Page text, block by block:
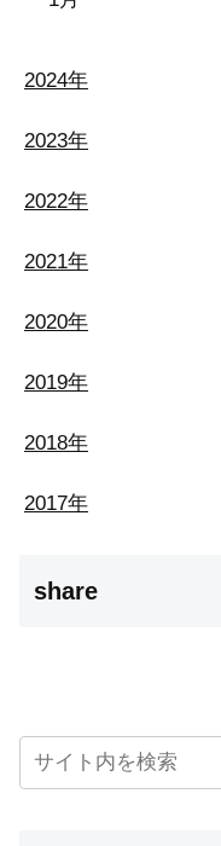
2024年
2023年
2022年
2021年
2020年
2019年
2018年
2017年
share